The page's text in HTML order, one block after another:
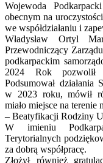
Wojewoda
obecnym na
we współdziałaniu i
Władysław Ortyl
Przewodniczący
podkarpackim
2024 Rok pozwolił
Podsumował działania
w 2023 roku, mówił
miało miejsce na
– Beatyfikacji Rodziny
W imieniu
Terytorialnych
za dobrą współpracę.
Złożył również